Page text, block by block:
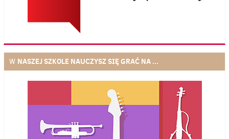
W NASZEJ SZKOLE NAUCZYSZ SIĘ GRAĆ NA ...